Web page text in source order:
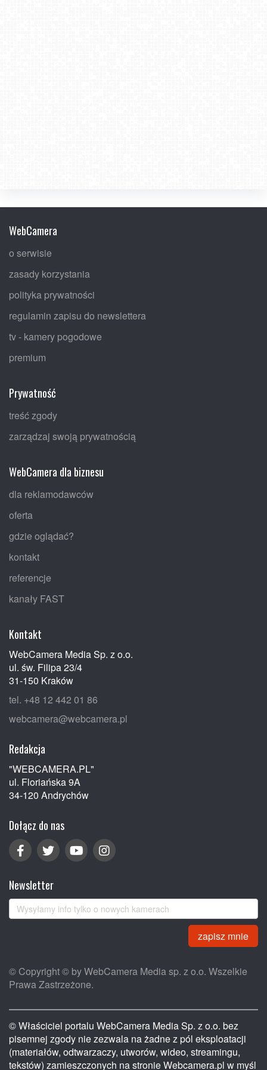
WebCamera
o serwisie
zasady korzystania
polityka prywatności
regulamin zapisu do newslettera
tv - kamery pogodowe
premium
Prywatność
treść zgody
zarządzaj swoją prywatnością
WebCamera dla biznesu
dla reklamodawców
oferta
gdzie oglądać?
kontakt
referencje
kanały FAST
Kontakt
WebCamera Media Sp. z o.o.
ul. św. Filipa 23/4
31-150 Kraków
tel. +48 12 442 01 86
webcamera@webcamera.pl
Redakcja
"WEBCAMERA.PL"
ul. Floriańska 9A
34-120 Andrychów
Dołącz do nas
Newsletter
zapisz mnie
© Copyright © by WebCamera Media sp. z o.o. Wszelkie
Prawa Zastrzeżone.
© Właściciel portalu WebCamera Media Sp. z o.o. bez
pisemnej zgody nie zezwala na żadne z pól eksploatacji
(materiałów, odtwarzaczy, utworów, wideo, streamingu,
tekstów) zamieszczonych na stronie Webcamera.pl w myśl